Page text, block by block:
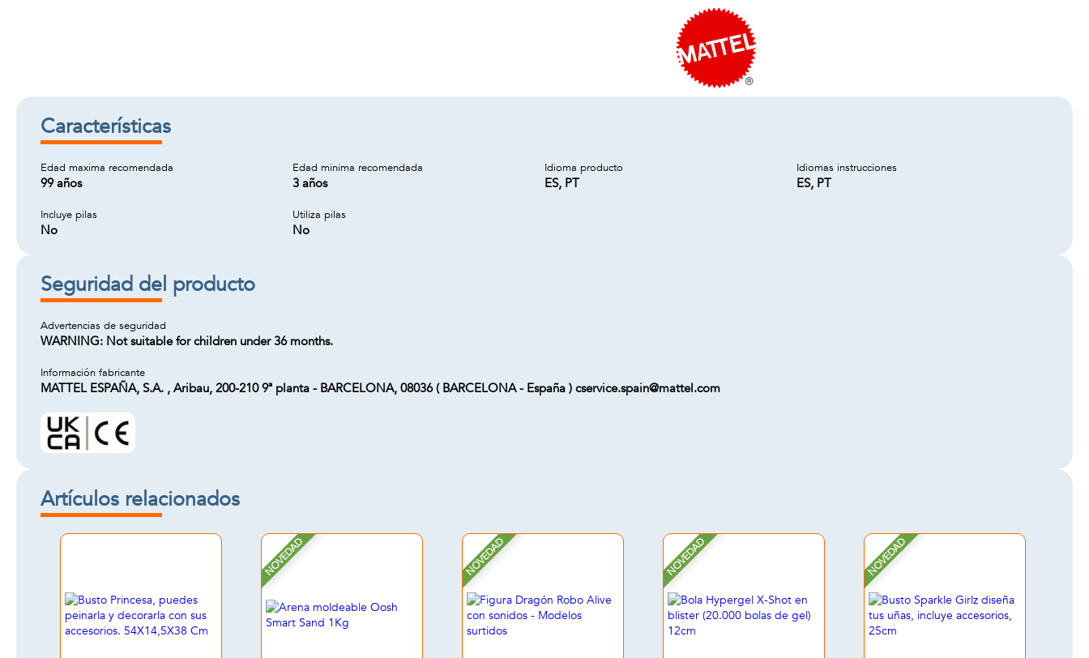
Características
Edad maxima recomendada
99 años
Edad minima recomendada
3 años
Idioma producto
ES, PT
Idiomas instrucciones
ES, PT
Incluye pilas
No
Utiliza pilas
No
Seguridad del producto
Advertencias de seguridad
WARNING: Not suitable for children under 36 months.
Información fabricante
MATTEL ESPAÑA, S.A. , Aribau, 200-210 9ª planta - BARCELONA, 08036 ( BARCELONA - España ) cservice.spain@mattel.com
Artículos relacionados
NOVEDAD NOVEDAD NOVEDAD NOVEDAD